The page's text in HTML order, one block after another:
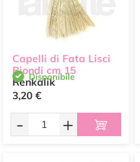
Capelli di Fata Lisci
Biondi cm 15
Renkalik
Disponibile
3,20 €
- +